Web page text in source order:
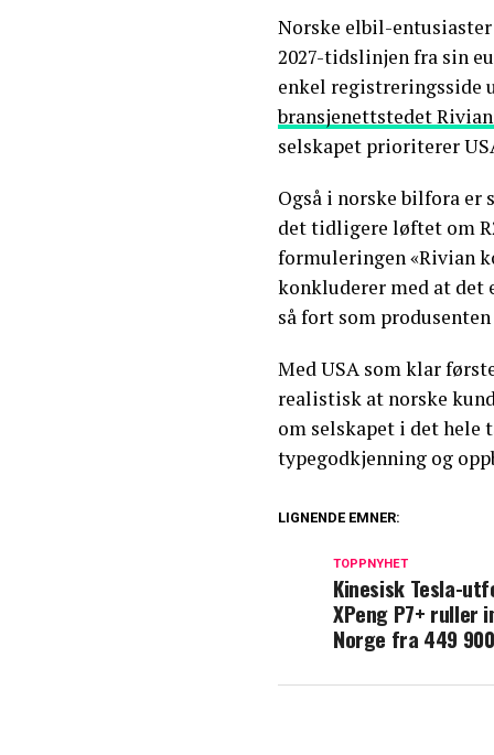
Norske elbil-
2027-tidslinjen fra sin
enkel registreringsside
bransjenettstedet
selskapet prioriterer
Også i norske bilfora er
det tidligere løftet om
formuleringen «Rivian
konkluderer med at
så fort som produsenten
Med USA som klar
realistisk at norske
om selskapet i det hele
typegodkjenning og
LIGNENDE EMNER:
TOPPNYHET
Kinesisk Tesla-
XPeng P7+ ruller
Norge fra 449